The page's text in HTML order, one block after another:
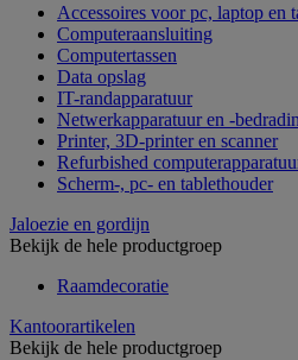
Accessoires voor pc, laptop en
Computeraansluiting
Computertassen
Data opslag
IT-randapparatuur
Netwerkapparatuur en -
Printer, 3D-printer en scanner
Refurbished
Scherm-, pc- en tablethouder
Jaloezie en gordijn
Bekijk de hele productgroep
Raamdecoratie
Kantoorartikelen
Bekijk de hele productgroep